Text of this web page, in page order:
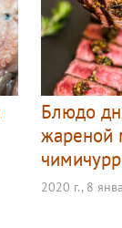
Блюдо
жареной
2020 г., 8